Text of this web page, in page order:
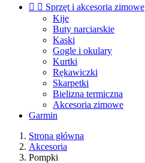
  Sprzęt i akcesoria zimowe
Kije
Buty narciarskie
Kaski
Gogle i okulary
Kurtki
Rękawiczki
Skarpetki
Bielizna termiczna
Akcesoria zimowe
Garmin
Strona główna
Akcesoria
Pompki